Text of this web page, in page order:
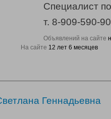
Специалист
т. 8-909-590-
Объявлений на сайте
На сайте 12 лет 6 месяцев